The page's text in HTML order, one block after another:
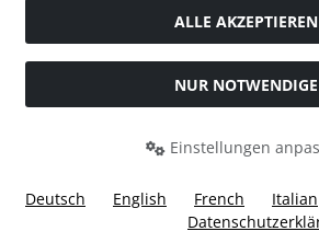
Widerrufsformular
ALLE AKZEPTIEREN
NUR NOTWENDIGE
Einstellungen
Deutsch English French
Italian